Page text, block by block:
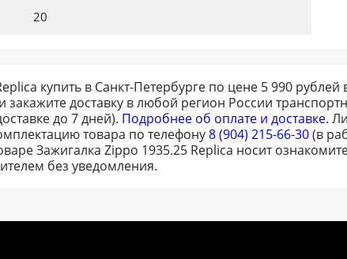
20
купить в Санкт-Петербурге по цене 5 990
закажите доставку в любой регион России
до 7 дней). Подробнее об оплате и доставке.
товара по телефону8 (904) 215-66-30(в
Зажигалка Zippo 1935.25 Replica носит
без уведомления.